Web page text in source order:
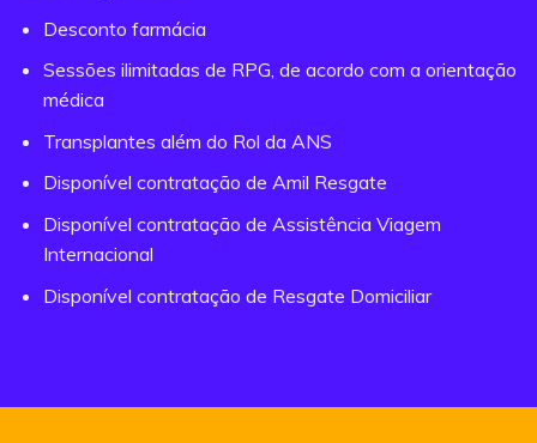
Desconto farmácia
Sessões ilimitadas de RPG, de acordo com a orientação
médica
Transplantes além do Rol da ANS
Disponível contratação de Amil Resgate
Disponível contratação de Assistência Viagem
Internacional
Disponível contratação de Resgate Domiciliar